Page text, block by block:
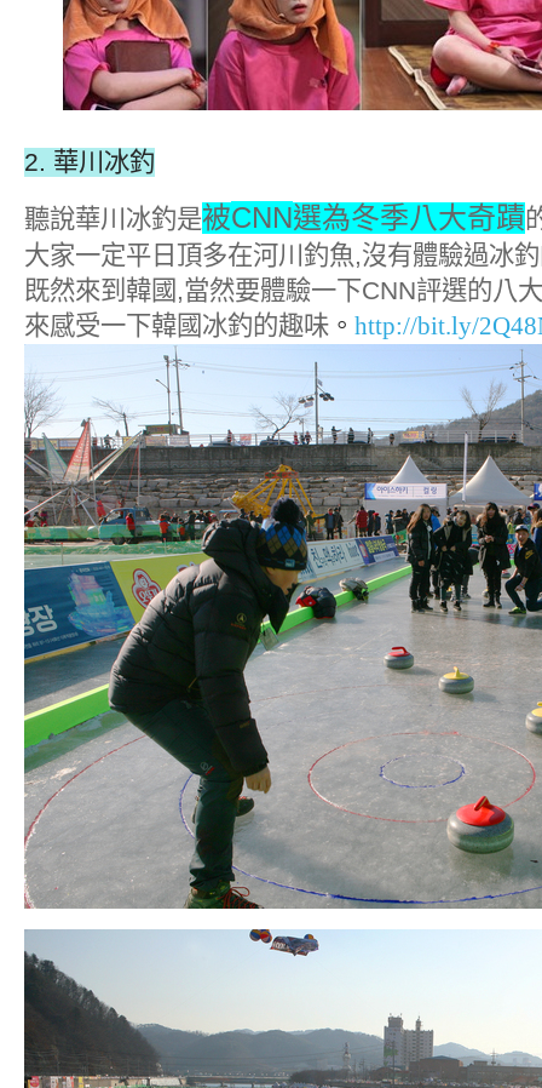
2. 華川冰釣
聽說華川冰釣是被CNN選為冬季八大奇蹟
大家一定平日頂多在河川釣魚,沒有體驗過冰
既然來到韓國 ,當然要體驗一下CNN評選的八
來感受一下韓國冰釣的趣味 。 http://bit.ly/